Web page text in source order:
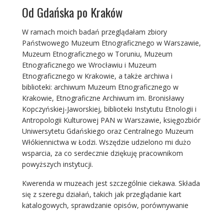
Od Gdańska po Kraków
W ramach moich badań przeglądałam zbiory
Państwowego Muzeum Etnograficznego w Warszawie,
Muzeum Etnograficznego w Toruniu, Muzeum
Etnograficznego we Wrocławiu i Muzeum
Etnograficznego w Krakowie, a także archiwa i
biblioteki: archiwum Muzeum Etnograficznego w
Krakowie, Etnograficzne Archiwum im. Bronisławy
Kopczyńskiej-Jaworskiej, biblioteki Instytutu Etnologii i
Antropologii Kulturowej PAN w Warszawie, księgozbiór
Uniwersytetu Gdańskiego oraz Centralnego Muzeum
Włókiennictwa w Łodzi. Wszędzie udzielono mi dużo
wsparcia, za co serdecznie dziękuję pracownikom
powyższych instytucji.
Kwerenda w muzeach jest szczególnie ciekawa. Składa
się z szeregu działań, takich jak przeglądanie kart
katalogowych, sprawdzanie opisów, porównywanie